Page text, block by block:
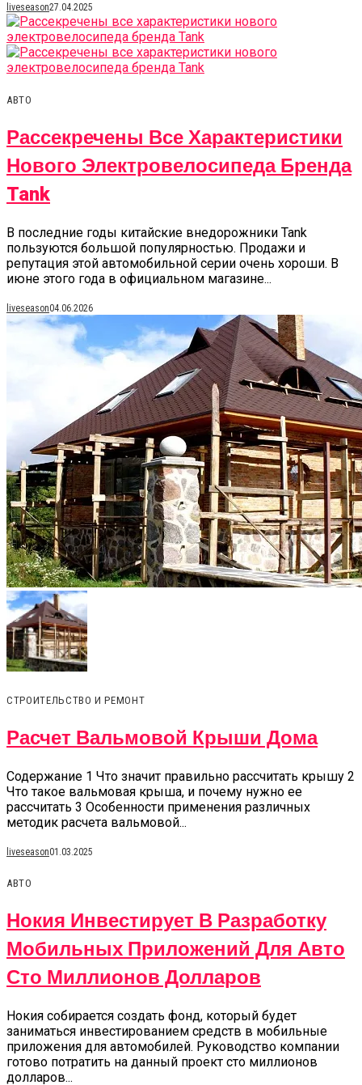
liveseason27.04.2025
АВТО
Рассекречены Все Характеристики
Нового Электровелосипеда Бренда
Tank
В последние годы китайские внедорожники Tank
пользуются большой популярностью. Продажи и
репутация этой автомобильной серии очень хороши. В
июне этого года в официальном магазине...
liveseason04.06.2026
СТРОИТЕЛЬСТВО И РЕМОНТ
Расчет Вальмовой Крыши Дома
Содержание 1 Что значит правильно рассчитать крышу 2
Что такое вальмовая крыша, и почему нужно ее
рассчитать 3 Особенности применения различных
методик расчета вальмовой...
liveseason01.03.2025
АВТО
Нокия Инвестирует В Разработку
Мобильных Приложений Для Авто
Сто Миллионов Долларов
Нокия собирается создать фонд, который будет
заниматься инвестированием средств в мобильные
приложения для автомобилей. Руководство компании
готово потратить на данный проект сто миллионов
долларов...